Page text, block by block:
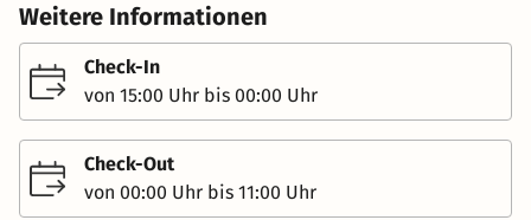
Weitere Informationen
Check-In
von 15:00 Uhr bis 00:00 Uhr
Check-Out
von 00:00 Uhr bis 11:00 Uhr